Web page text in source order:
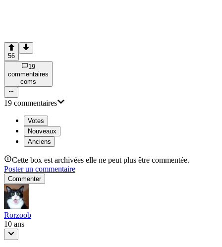
56
19
commentaires
coms
19 commentaires
Votes
Nouveaux
Anciens
Cette box est archivées elle ne peut plus être commentée.
Poster un commentaire
Commenter
Rorzoob
10 ans